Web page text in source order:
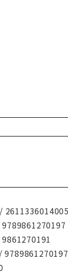
2611336014005
9789861270197